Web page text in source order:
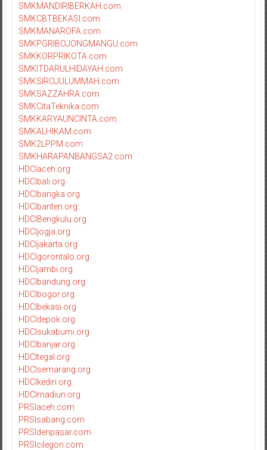
SMKMANDIRIBERKAH.com
SMKCBTBEKASI.com
SMKMANAROFA.com
SMKPGRIBOJONGMANGU.com
SMKKORPRIKOTA.com
SMKITDARULHIDAYAH.com
SMKSIROJULUMMAH.com
SMKSAZZAHRA.com
SMKCitaTeknika.com
SMKKARYAUNCINTA.com
SMKALHIKAM.com
SMK2LPPM.com
SMKHARAPANBANGSA2.com
HDCIaceh.org
HDCIbali.org
HDCIbangka.org
HDCIbanten.org
HDCIBengkulu.org
HDCIjogja.org
HDCIjakarta.org
HDCIgorontalo.org
HDCIjambi.org
HDCIbandung.org
HDCIbogor.org
HDCIbekasi.org
HDCIdepok.org
HDCIsukabumi.org
HDCIbanjar.org
HDCItegal.org
HDCIsemarang.org
HDCIkediri.org
HDCImadiun.org
PRSIaceh.com
PRSIsabang.com
PRSIdenpasar.com
PRSIcilegon.com